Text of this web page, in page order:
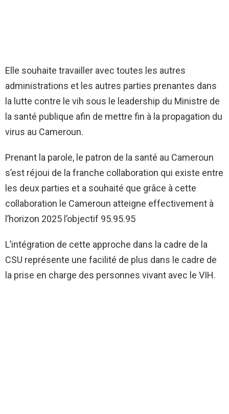
Elle souhaite travailler avec toutes les autres
administrations et les autres parties prenantes dans
la lutte contre le vih sous le leadership du Ministre de
la santé publique afin de mettre fin à la propagation du
virus au Cameroun.
Prenant la parole, le patron de la santé au Cameroun
s’est réjoui de la franche collaboration qui existe entre
les deux parties et a souhaité que grâce à cette
collaboration le Cameroun atteigne effectivement à
l’horizon 2025 l’objectif 95.95.95
L’intégration de cette approche dans la cadre de la
CSU représente une facilité de plus dans le cadre de
la prise en charge des personnes vivant avec le VIH.